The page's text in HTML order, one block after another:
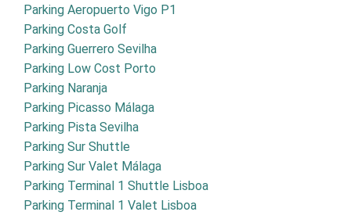
Parking Aeropuerto Vigo P1
Parking Costa Golf
Parking Guerrero Sevilha
Parking Low Cost Porto
Parking Naranja
Parking Picasso Málaga
Parking Pista Sevilha
Parking Sur Shuttle
Parking Sur Valet Málaga
Parking Terminal 1 Shuttle Lisboa
Parking Terminal 1 Valet Lisboa